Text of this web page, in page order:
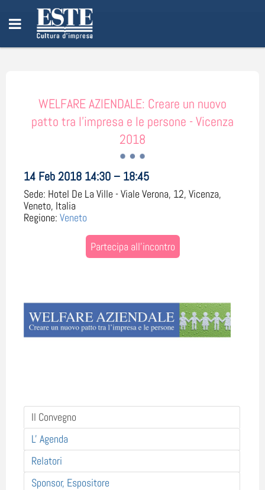
WELFARE AZIENDALE: Creare un nuovo
patto tra l’impresa e le persone - Vicenza
2018
14 Feb 2018 14:30 – 18:45
Sede: Hotel De La Ville - Viale Verona, 12, Vicenza,
Veneto, Italia
Regione: Veneto
Partecipa all'incontro
Il Convegno
L' Agenda
Relatori
Sponsor, Espositore